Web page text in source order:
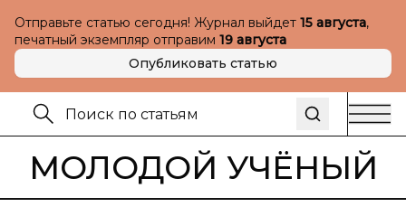
Отправьте статью сегодня! Журнал выйдет 15 августа,
печатный экземпляр отправим 19 августа
Опубликовать статью
МОЛОДОЙ УЧЁНЫЙ